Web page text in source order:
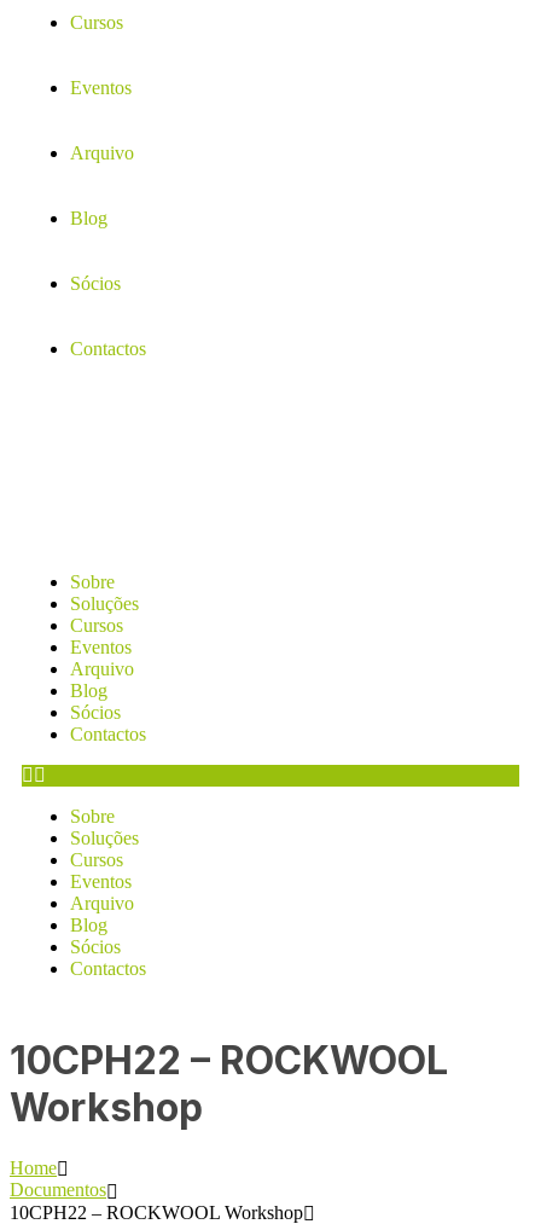
Cursos
Eventos
Arquivo
Blog
Sócios
Contactos
Sobre
Soluções
Cursos
Eventos
Arquivo
Blog
Sócios
Contactos
Sobre
Soluções
Cursos
Eventos
Arquivo
Blog
Sócios
Contactos
10CPH22 – ROCKWOOL
Workshop
Home
Documentos
10CPH22 – ROCKWOOL Workshop